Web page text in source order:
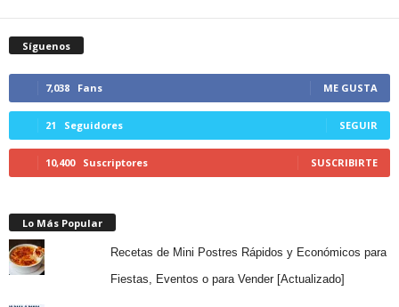
Síguenos
7,038 Fans ME GUSTA
21 Seguidores SEGUIR
10,400 Suscriptores SUSCRIBIRTE
Lo Más Popular
Recetas de Mini Postres Rápidos y Económicos para
Fiestas, Eventos o para Vender [Actualizado]